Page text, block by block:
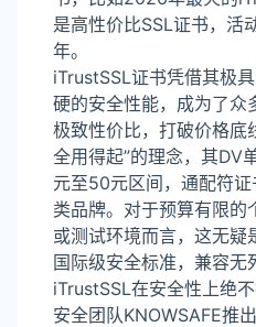
是高性价比SSL证书，活
年。
iTrustSSL证书凭借其极
硬的安全性能，成为了众
极致性价比，打破价格底
全用得起”的理念，其DV
元至50元区间，通配符
类品牌。对于预算有限的
或测试环境而言，这无疑
国际级安全标准，兼容无
iTrustSSL在安全性上绝
安全团队KNOWSAFE推